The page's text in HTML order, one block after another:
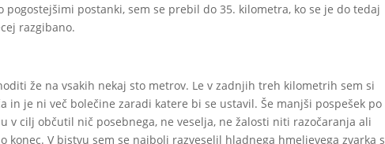
postanki, sem se prebil do 35. kilometra, ko se je do tedaj
razgibano.
že na vsakih nekaj sto metrov. Le v zadnjih treh kilometrih sem si
in je ni več bolečine zaradi katere bi se ustavil. Še manjši pospešek po
cilj občutil nič posebnega, ne veselja, ne žalosti niti razočaranja ali
konec. V bistvu sem se najbolj razveselil hladnega hmeljevega zvarka s